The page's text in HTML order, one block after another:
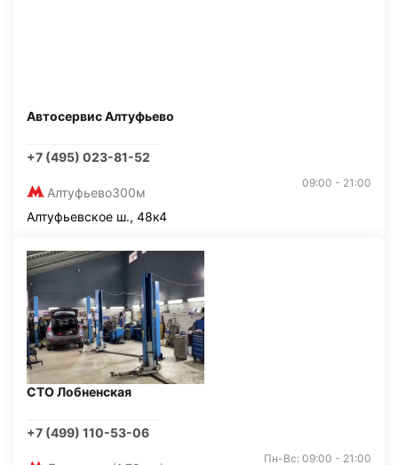
Автосервис Алтуфьево
+7 (495) 023-81-52
Алтуфьево300м
09:00 - 21:00
Алтуфьевское ш., 48к4
СТО Лобненская
+7 (499) 110-53-06
Пн-Вс: 09:00 - 21:00